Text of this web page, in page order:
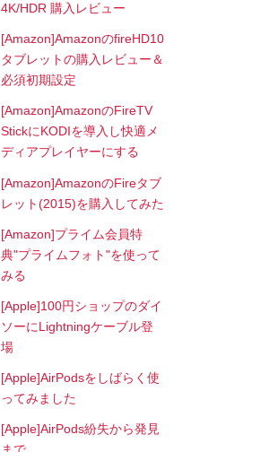
4K/HDR 購入レビュー
[Amazon]AmazonのfireHD10
タブレットの購入レビュー＆
必須初期設定
[Amazon]AmazonのFireTV
StickにKODIを導入し快適メ
ディアプレイヤーにする
[Amazon]AmazonのFireタブ
レット(2015)を購入してみた
[Amazon]プライム会員特
典"プライムフォト"を使って
みる
[Apple]100円ショップのダイ
ソーにLightningケーブル登
場
[Apple]AirPodsをしばらく使
ってみました
[Apple]AirPods紛失から発見